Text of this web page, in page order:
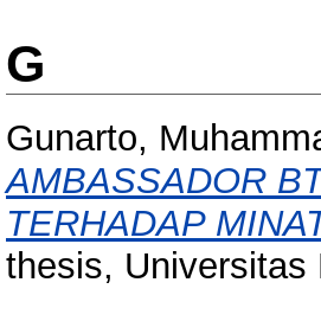
G
Gunarto,
AMBASSADOR
TERHADAP
thesis, Universitas